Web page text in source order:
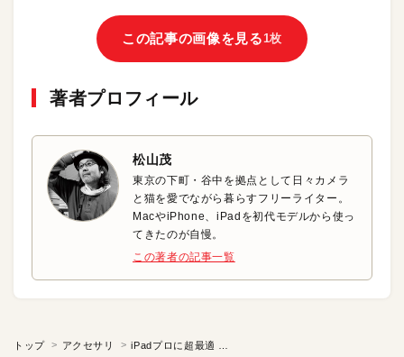
この記事の画像を見る1枚
著者プロフィール
松山茂
東京の下町・谷中を拠点として日々カメラ
と猫を愛でながら暮らすフリーライター。
MacやiPhone、iPadを初代モデルから使っ
てきたのが自慢。
この著者の記事一覧
トップ アクセサリ